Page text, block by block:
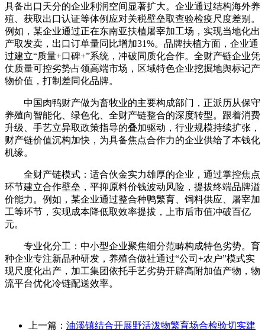
具备出口天分的企业利润空间显著扩大。企业通过结构海外养
殖、获取出口认证等体例应对关税壁垒取查验检疫尺度差别。
例如，某企业通过正在东南亚扶植屠宰加工场，实现当地化出
产取发卖，出口订单量同比增加31%。品牌扶植方面，企业通
过建立“质量+口碑+”系统，冲破同质化合作。全财产链企业凭
仗质量可控劣势占领高端市场，区域特色企业挖掘地舆标记产
物价值，打制差同化品牌。
中国肉鸭财产做为畜牧业的主要构成部门，正派历从保守
养殖向智能化、绿色化、全财产链整合的深度转型。跟着消费
升级、手艺立异取政策指导的叠加驱动，行业规模持续扩张，
财产链价值沉构加快，为具备焦点合作力的企业供给了本钱化
机缘。
全财产链模式：适合伙金实力雄厚的企业，通过掌控焦点
环节建立合作壁垒，平抑原料价钱波动风险，提拔终端品牌溢
价能力。例如，某企业通过整合种鸭繁育、饲料供应、屠宰加
工等环节，实现成本降低取效率提拔，上市后市值冲破百亿
元。
专业化分工：中小型企业聚焦细分范畴构成特色劣势。育
种企业专注新品种研发，养殖合做社通过“公司+农户”模式实
现尺度化出产，加工集团依托手艺劣势开辟高附加值产物，物
流平台优化冷链配送效率。
上一篇： 油溪镇结合开展野活泼物繁育场合检验切实建